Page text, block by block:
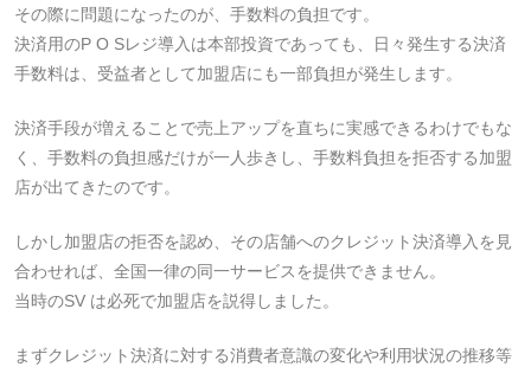
その際に問題になったのが、手数料の負担です。
決済用のP O Sレジ導入は本部投資であっても、日々発生する決済
手数料は、受益者として加盟店にも一部負担が発生します。
決済手段が増えることで売上アップを直ちに実感できるわけでもな
く、手数料の負担感だけが一人歩きし、手数料負担を拒否する加盟
店が出てきたのです。
しかし加盟店の拒否を認め、その店舗へのクレジット決済導入を見
合わせれば、全国一律の同一サービスを提供できません。
当時のSV は必死で加盟店を説得しました。
まずクレジット決済に対する消費者意識の変化や利用状況の推移等